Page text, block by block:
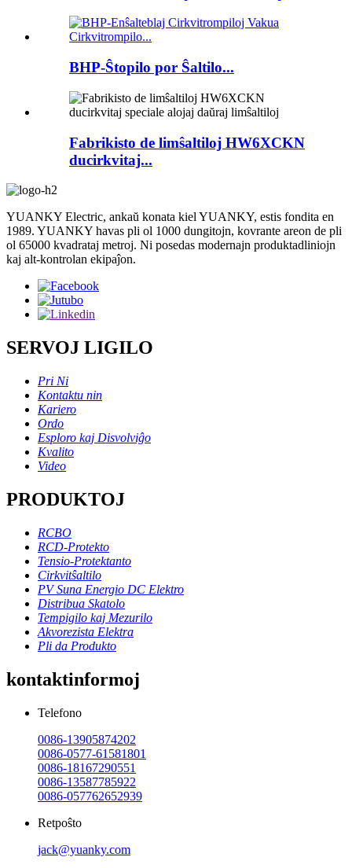
BHP-Ŝtopilo por Ŝaltilo...
Fabrikisto de limŝaltiloj HW6XCKN
ducirkvitaj...
YUANKY Electric, ankaŭ konata kiel YUANKY, estis fondita en
1989. YUANKY havas pli ol 1000 dungitojn, kovrante areon de pli
ol 65000 kvadrataj metroj. Ni posedas modernajn produktadliniojn
kaj alt-kontrolan ekipaĵon.
SERVOJ LIGILO
Pri Ni
Kontaktu nin
Kariero
Ordo
Esploro kaj Disvolviĝo
Kvalito
Video
PRODUKTOJ
RCBO
RCD-Protekto
Tensio-Protektanto
Cirkvitŝaltilo
PV Suna Energio DC Elektro
Distribua Skatolo
Tempigilo kaj Mezurilo
Akvorezista Elektra
Pli da Produkto
kontaktinformoj
Telefono
0086-13905874202
0086-0577-61581801
0086-18167290551
0086-13587785922
0086-057762652939
Retpoŝto
jack@yuanky.com